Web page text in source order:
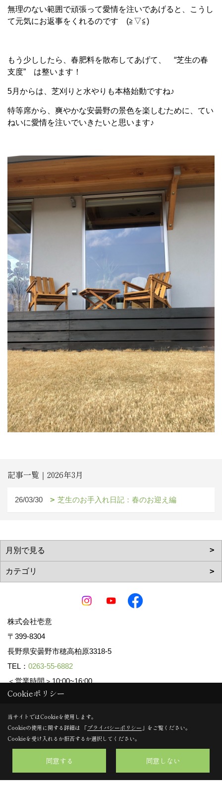
無理のない範囲で頑張って愛情を注いであげると、こうし
て元気にお返事をくれるのです (≧▽≦)
もう少ししたら、春肥料を散布してあげて、 “芝生の春
支度” は整います！
5月からは、芝刈りと水やりも本格始動ですね♪
特等席から、爽やかな安曇野の景色を楽しむために、てい
ねいに愛情を注いでいきたいと思います♪
記事一覧｜2026年3月
26/03/30 芝生のお手入れ日記：春のお迎え編
株式会社壱意
〒399-8304
長野県安曇野市穂高柏原3318-5
TEL： 0263-55-6882
＜営業時間＞10:00~16:00
＜定休日＞不定休
Cookieポリシー
当サイトではCookieを使用します。
Cookieの使用に関する詳細は 「プライバシーポリシー 」をご覧ください。
Cookieを受け入れるか拒否するか選択してください。
同意する 同意しない